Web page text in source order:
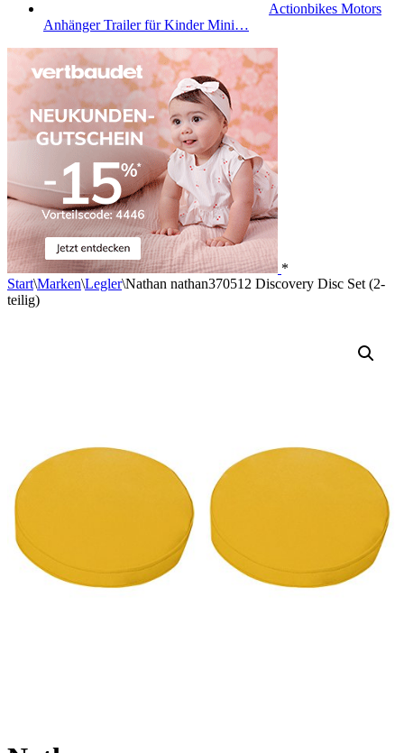
Actionbikes Motors
Anhänger Trailer für Kinder Mini…
*
Start\Marken\Legler\Nathan nathan370512 Discovery Disc Set (2-
teilig)